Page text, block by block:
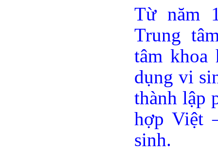
Từ năm
Trung
tâm khoa
dụng vi
thành lập
hợp Việt
sinh.